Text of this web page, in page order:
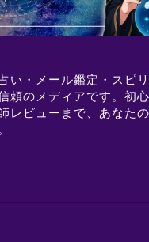
い・メール鑑定・スピ
頼のメディアです。初
レビューまで、あなた